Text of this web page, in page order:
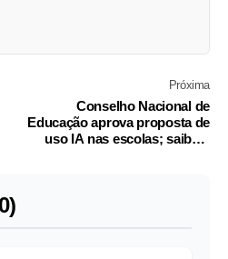
Próxima
Conselho Nacional de
Educação aprova proposta de
uso IA nas escolas; saiba o